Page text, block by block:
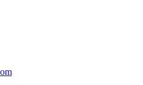
de
productpagina